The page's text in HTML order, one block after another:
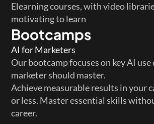
Elearning courses, with video
motivating to learn
Bootcamps
AI for Marketers
Our bootcamp focuses on key AI use
marketer should master.
Achieve measurable results in your
or less. Master essential skills
career.